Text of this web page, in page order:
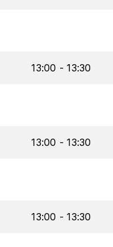
13:00 - 13:30
13:00 - 13:30
13:00 - 13:30